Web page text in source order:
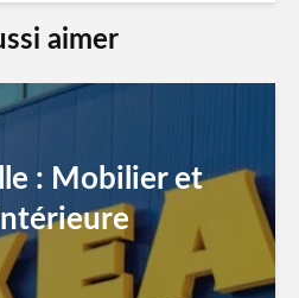
aimer
: Mobilier et